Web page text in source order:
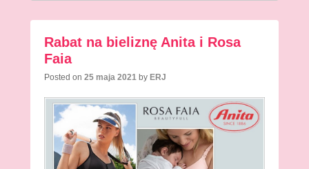
Rabat na bieliznę Anita i Rosa
Faia
Posted on 25 maja 2021 by ERJ